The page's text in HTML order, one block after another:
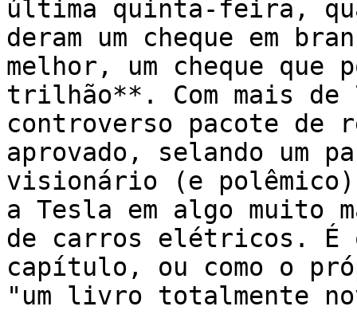
última quinta-feira,
deram um cheque em
melhor, um cheque que
trilhão**. Com mais de
controverso pacote de
aprovado, selando um
visionário (e polêmico)
a Tesla em algo muito
de carros elétricos. É
capítulo, ou como o
"um livro totalmente